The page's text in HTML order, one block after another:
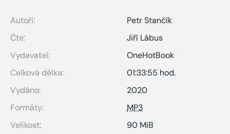
Autoři:
Petr Stančík
Čte:
Jiří Lábus
Vydavatel:
OneHotBook
Celková délka:
01:33:55 hod.
Vydáno:
2020
Formáty:
MP3
Velikost:
90 MiB